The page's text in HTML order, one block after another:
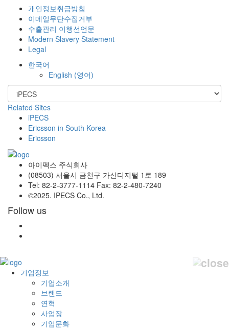
개인정보취급방침
이메일무단수집거부
수출관리 이행선언문
Modern Slavery Statement
Legal
한국어
English (영어)
Related Sites
iPECS
Ericsson in South Korea
Ericsson
아이펙스 주식회사
(08503) 서울시 금천구 가산디지털 1로 189
Tel: 82-2-3777-1114 Fax: 82-2-480-7240
©2025. IPECS Co., Ltd.
Follow us
기업정보
기업소개
브랜드
연혁
사업장
기업문화